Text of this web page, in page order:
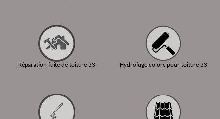
Réparation fuite de toiture 33 Hydrofuge colore pour toiture 33